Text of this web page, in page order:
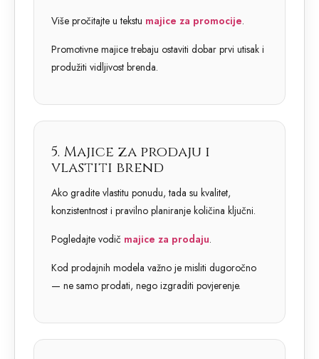
Više pročitajte u tekstu majice za promocije.
Promotivne majice trebaju ostaviti dobar prvi utisak i
produžiti vidljivost brenda.
5. Majice za prodaju i
vlastiti brend
Ako gradite vlastitu ponudu, tada su kvalitet,
konzistentnost i pravilno planiranje količina ključni.
Pogledajte vodič majice za prodaju.
Kod prodajnih modela važno je misliti dugoročno
— ne samo prodati, nego izgraditi povjerenje.